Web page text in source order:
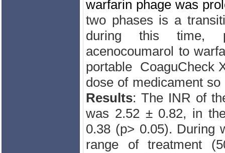
warfarin phage was
two phases is a
during this time,
acenocoumarol to
portable CoaguCheck
dose of medicament so
Results: The INR of
was 2.52 ± 0.82, in
0.38 (p> 0.05). During
range oftreatment (